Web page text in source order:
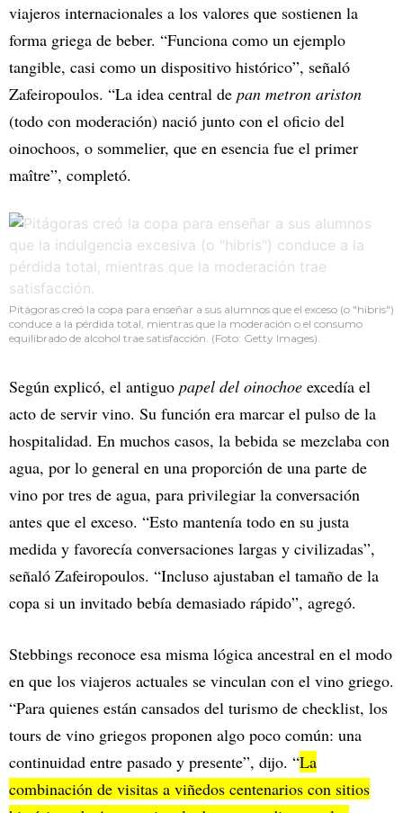
viajeros internacionales a los valores que sostienen la
forma griega de beber. “Funciona como un ejemplo
tangible, casi como un dispositivo histórico”, señaló
Zafeiropoulos. “La idea central de pan metron ariston
(todo con moderación) nació junto con el oficio del
oinochoos, o sommelier, que en esencia fue el primer
maître”, completó.
Pitágoras creó la copa para enseñar a sus alumnos que el exceso (o "hibris")
conduce a la pérdida total, mientras que la moderación o el consumo
equilibrado de alcohol trae satisfacción. (Foto: Getty Images).
Según explicó, el antiguo papel del oinochoe excedía el
acto de servir vino. Su función era marcar el pulso de la
hospitalidad. En muchos casos, la bebida se mezclaba con
agua, por lo general en una proporción de una parte de
vino por tres de agua, para privilegiar la conversación
antes que el exceso. “Esto mantenía todo en su justa
medida y favorecía conversaciones largas y civilizadas”,
señaló Zafeiropoulos. “Incluso ajustaban el tamaño de la
copa si un invitado bebía demasiado rápido”, agregó.
Stebbings reconoce esa misma lógica ancestral en el modo
en que los viajeros actuales se vinculan con el vino griego.
“Para quienes están cansados del turismo de checklist, los
tours de vino griegos proponen algo poco común: una
continuidad entre pasado y presente”, dijo. “La
combinación de visitas a viñedos centenarios con sitios